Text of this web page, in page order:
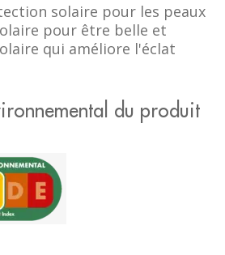
solaire pour les peaux
pour être belle et
qui améliore l'éclat
du produit